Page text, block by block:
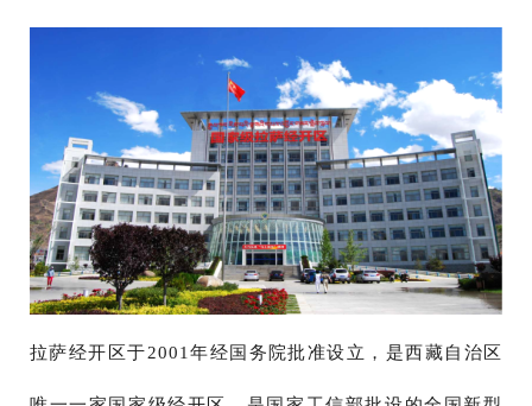
拉萨经开区于2001年经国务院批准设立，是西藏自治区